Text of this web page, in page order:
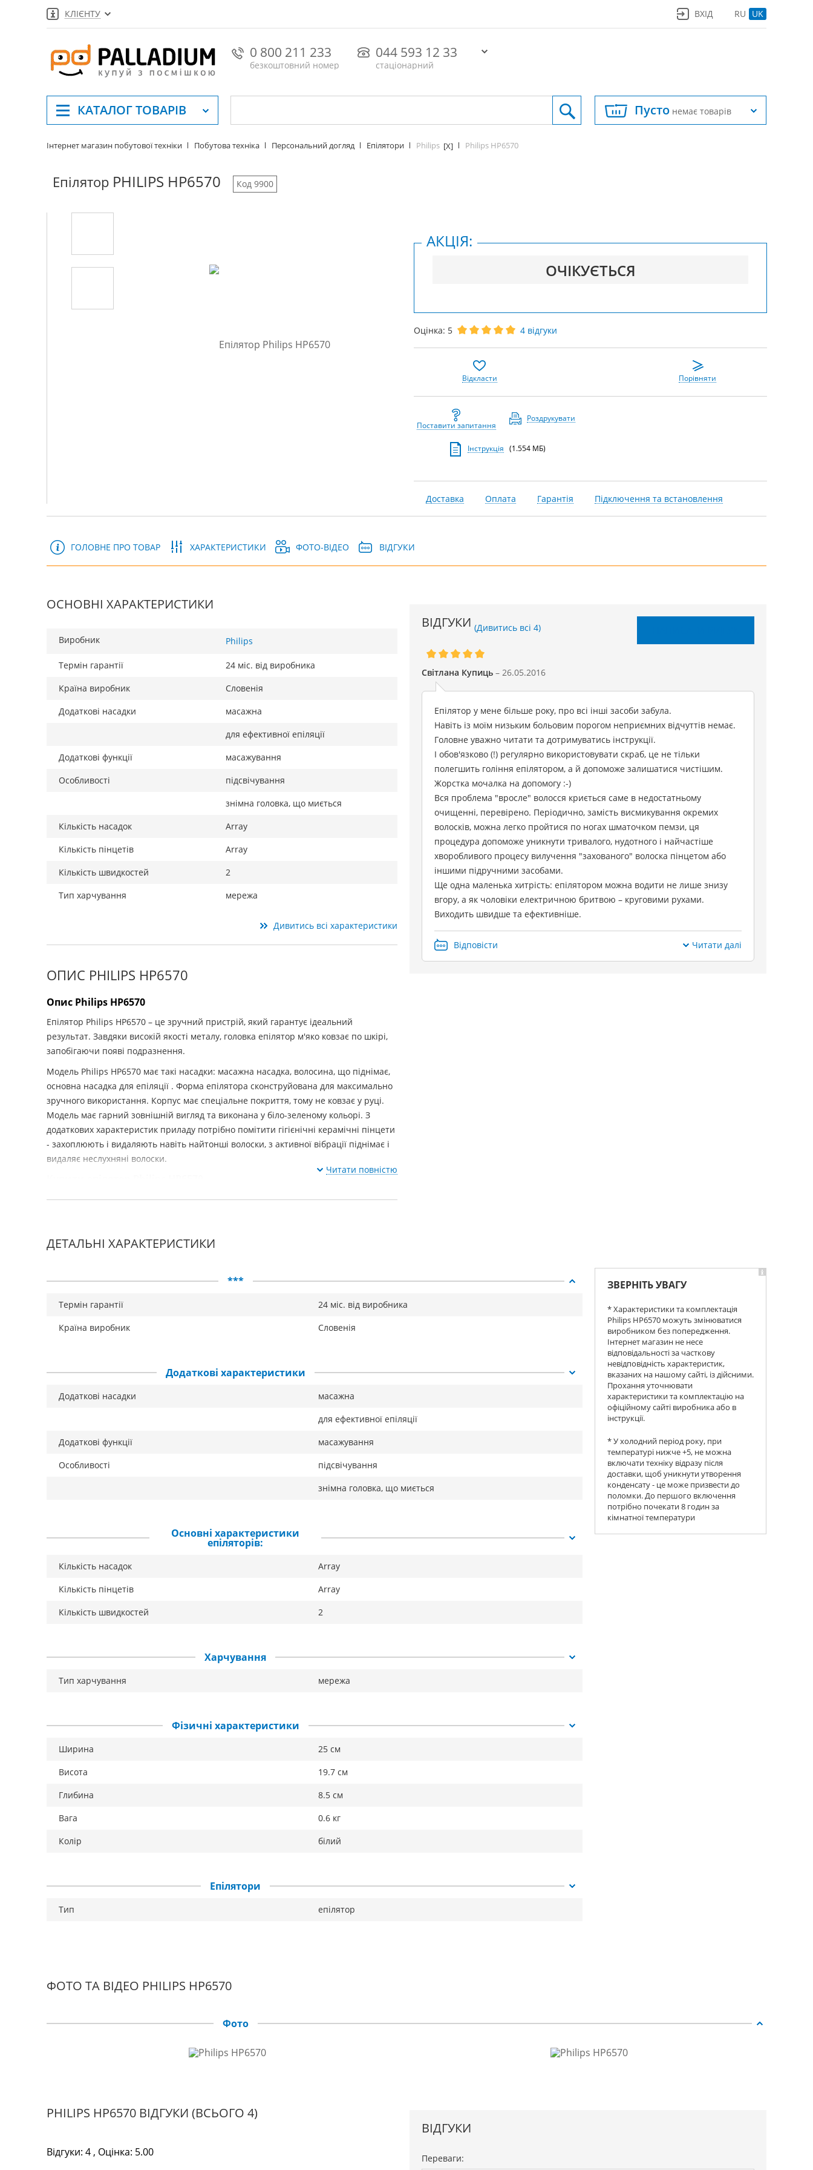
КЛІЄНТУ RU UK
ВХІД
0 800 211 233
безкоштовний номер
044 593 12 33
стаціонарний
КАТАЛОГТОВАРІВ Пусто немає товарів
Інтернет магазин побутової техніки Побутова техніка Персональний догляд Епілятори Philips [X] Philips HP6570
Епілятор PHILIPS HP6570 Код 9900
ОЧІКУЄТЬСЯ
АКЦІЯ:
Оцінка: 5 4 відгуки
Відкласти Порівняти
Поставити запитання
Роздрукувати
Інструкція (1.554 МБ)
Доставка Оплата Гарантія Підключення та встановлення
ГОЛОВНЕ ПРО ТОВАР ХАРАКТЕРИСТИКИ ФОТО-ВІДЕО ВІДГУКИ
ОСНОВНІ ХАРАКТЕРИСТИКИ
Виробник Philips
Термін гарантії
24 міс. від виробника
Країна виробник
Словенія
Додаткові насадки
масажна
для ефективної епіляції
Додаткові функції
масажування
Особливості
підсвічування
знімна головка, що миється
Кількість насадок
Array
Кількість пінцетів
Array
Кількість швидкостей
2
Тип харчування
мережа
Дивитись всі характеристики
ОПИС PHILIPS HP6570
Опис Philips HP6570
Епілятор Philips HP6570 – це зручний пристрій, який гарантує ідеальний
результат. Завдяки високій якості металу, головка епілятор м'яко ковзає по шкірі,
запобігаючи появі подразнення.
Модель Philips HP6570 має такі насадки: масажна насадка, волосина, що піднімає,
основна насадка для епіляції . Форма епілятора сконструйована для максимально
зручного використання. Корпус має спеціальне покриття, тому не ковзає у руці.
Модель має гарний зовнішній вигляд та виконана у біло-зеленому кольорі. З
додаткових характеристик приладу потрібно помітити гігієнічні керамічні пінцети
- захоплюють і видаляють навіть найтонші волоски, з активної вібрації піднімає і
видаляє неслухняні волоски.
Читати повністю
ВІДГУКИ (Дивитись всі 4)
Світлана Купиць – 26.05.2016
Епілятор у мене більше року, про всі інші засоби забула.
Навіть із моїм низьким больовим порогом неприємних відчуттів немає.
Головне уважно читати та дотримуватись інструкції.
І обов'язково (!) регулярно використовувати скраб, це не тільки
полегшить гоління епілятором, а й допоможе залишатися чистішим.
Жорстка мочалка на допомогу :-)
Вся проблема "вросле" волосся криється саме в недостатньому
очищенні, перевірено. Періодично, замість висмикування окремих
волосків, можна легко пройтися по ногах шматочком пемзи, ця
процедура допоможе уникнути тривалого, нудотного і найчастіше
хворобливого процесу вилучення "захованого" волоска пінцетом або
іншими підручними засобами.
Ще одна маленька хитрість: епілятором можна водити не лише знизу
вгору, а як чоловіки електричною бритвою – круговими рухами.
Виходить швидше та ефективніше.
Відповісти Читати далі
ДЕТАЛЬНІ ХАРАКТЕРИСТИКИ
***
Термін гарантії
24 міс. від виробника
Країна виробник
Словенія
Додаткові характеристики
Додаткові насадки
масажна
для ефективної епіляції
Додаткові функції
масажування
Особливості
підсвічування
знімна головка, що миється
Основні характеристики
епіляторів:
Кількість насадок
Array
Кількість пінцетів
Array
Кількість швидкостей
2
Харчування
Тип харчування мережа
Фізичні характеристики
Ширина
25 см
Висота
19.7 см
Глибина
8.5 см
Вага
0.6 кг
Колір
білий
Епілятори
Тип епілятор
ЗВЕРНІТЬ УВАГУ
* Характеристики та комплектація
Philips HP6570 можуть змінюватися
виробником без попередження.
Інтернет магазин не несе
відповідальності за часткову
невідповідність характеристик,
вказаних на нашому сайті, із дійсними.
Прохання уточнювати
характеристики та комплектацію на
офіційному сайті виробника або в
інструкції.
* У холодний період року, при
температурі нижче +5, не можна
включати техніку відразу після
доставки, щоб уникнути утворення
конденсату - це може призвести до
поломки. До першого включення
потрібно почекати 8 годин за
кімнатної температури
ФОТО ТА ВІДЕО PHILIPS HP6570
Фото
PHILIPS HP6570 ВІДГУКИ (ВСЬОГО 4)
Відгуки: 4 , Оцінка: 5.00
ВІДГУКИ
Переваги: